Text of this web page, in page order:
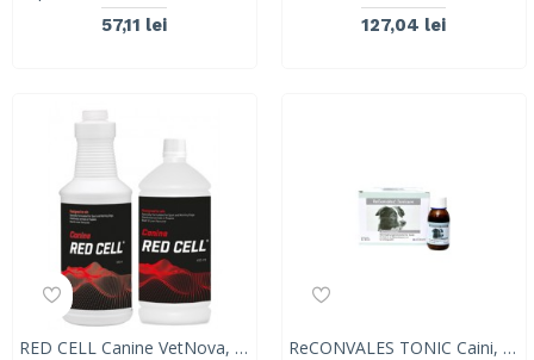
57,11 lei 127,04 lei
RED CELL Canine VetNova, 946ml ReCONVALES TONIC Caini, ALFAVET, 90ml